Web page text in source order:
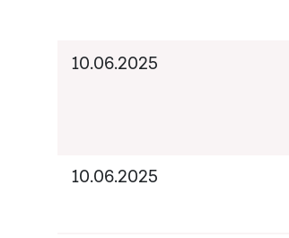
10.06.2025
10.06.2025